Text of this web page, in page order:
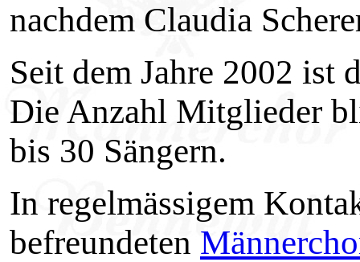
nachdem Claudia
Seit dem Jahre 2002 ist
Die Anzahl Mitglieder
bis 30 Sängern.
In regelmässigem
befreundeten